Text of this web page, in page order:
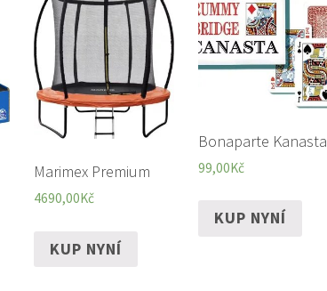
Marimex Premium
4690,00Kč
KUP NYNÍ
Bonaparte Kanasta
99,00Kč
KUP NYNÍ